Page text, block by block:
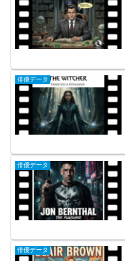
俳優データ
俳優データ
俳優データ